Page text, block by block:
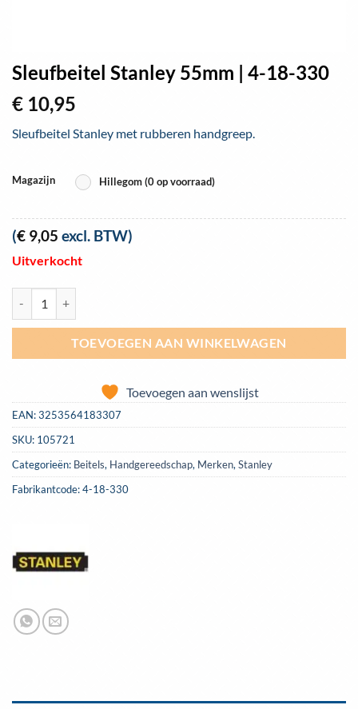
Sleufbeitel Stanley 55mm | 4-18-330
€ 10,95
Sleufbeitel Stanley met rubberen handgreep.
Magazijn Hillegom (0 op voorraad)
(€ 9,05 excl. BTW)
Uitverkocht
TOEVOEGEN AAN WINKELWAGEN
Toevoegen aan wenslijst
EAN:3253564183307
SKU: 105721
Categorieën: Beitels, Handgereedschap, Merken, Stanley
Fabrikantcode: 4-18-330